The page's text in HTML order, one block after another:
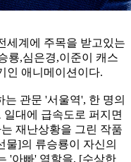
세계에 주목을 받고있는
룡,심은경,이준이 캐스
인 애니메이션이다.
관문 '서울역', 한 명의
대에 급속도로 퍼지면
재난상황을 그린 작품
물]의 류승룡이 자신의
'아빠' 역할을, [수상한